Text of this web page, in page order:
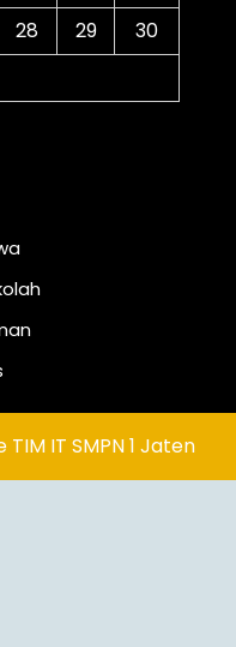
28 29
30
TIM IT SMPN 1 Jaten